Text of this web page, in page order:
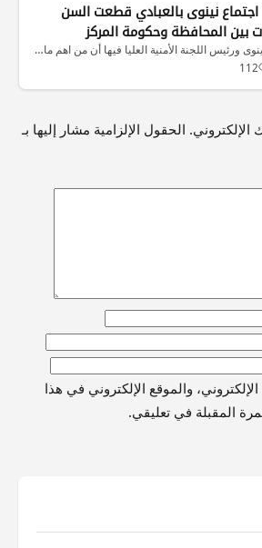
اجتماع نينوى بالعبادي قطعت السن
بين المحافظة وحكومة المركز
ورئيس اللجنة الأمنية العليا فيها أن من اهم ما…
112
الإلكتروني. الحقول الإلزامية مشار إليها بـ
والموقع الإلكتروني في هذا
المقبلة في تعليقي.